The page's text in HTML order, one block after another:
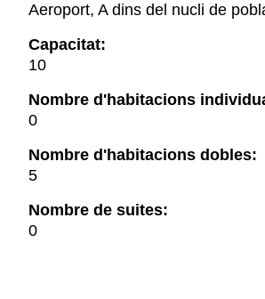
Aeroport, A dins del nucli de
Capacitat:
10
Nombre d'habitacions
0
Nombre d'habitacions dobles:
5
Nombre de suites:
0